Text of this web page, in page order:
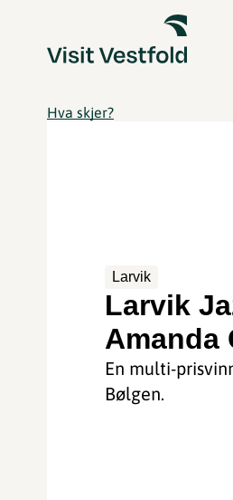
Hva skjer?
Larvik
Larvik
Amanda
En multi-
Bølgen.